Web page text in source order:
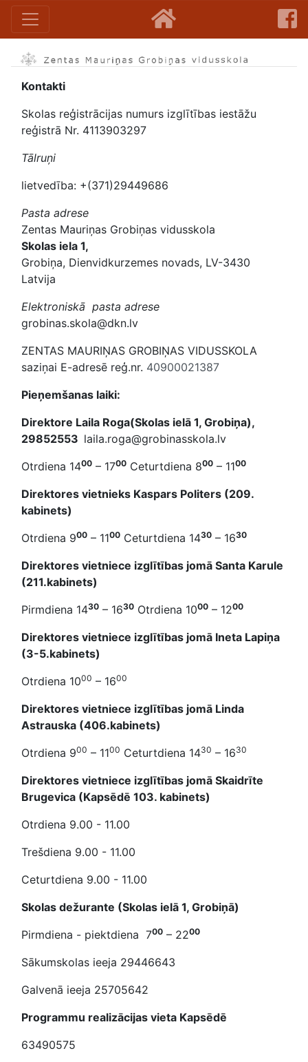
Kontakti
Skolas reģistrācijas numurs izglītības iestāžu
reģistrā Nr. 4113903297
Tālruņi
lietvedība: +(371)29449686
Pasta adrese
Zentas Mauriņas Grobiņas vidusskola
Skolas iela 1,
Grobiņa, Dienvidkurzemes novads, LV-3430
Latvija
Elektroniskā pasta adrese
grobinas.skola@dkn.lv
ZENTAS MAURIŅAS GROBIŅAS VIDUSSKOLA
saziņai E-adresē reģ.nr. 40900021387
Pieņemšanas laiki:
Direktore Laila Roga(Skolas ielā 1, Grobiņa),
29852553 laila.roga@grobinasskola.lv
Otrdiena 1400 – 1700 Ceturtdiena 800 – 1100
Direktores vietnieks Kaspars Politers (209.
kabinets)
Otrdiena 900 – 1100 Ceturtdiena 1430 – 1630
Direktores vietniece izglītības jomā Santa Karule
(211.kabinets)
Pirmdiena 1430 – 1630 Otrdiena 1000 – 1200
Direktores vietniece izglītības jomā Ineta Lapiņa
(3-5.kabinets)
Otrdiena 1000 – 1600
Direktores vietniece izglītības jomā Linda
Astrauska (406.kabinets)
Otrdiena 900 – 1100 Ceturtdiena 1430 – 1630
Direktores vietniece izglītības jomā Skaidrīte
Brugevica (Kapsēdē 103. kabinets)
Otrdiena 9.00 - 11.00
Trešdiena 9.00 - 11.00
Ceturtdiena 9.00 - 11.00
Skolas dežurante (Skolas ielā 1, Grobiņā)
Pirmdiena - piektdiena 700 – 2200
Sākumskolas ieeja 29446643
Galvenā ieeja 25705642
Programmu realizācijas vieta Kapsēdē
63490575